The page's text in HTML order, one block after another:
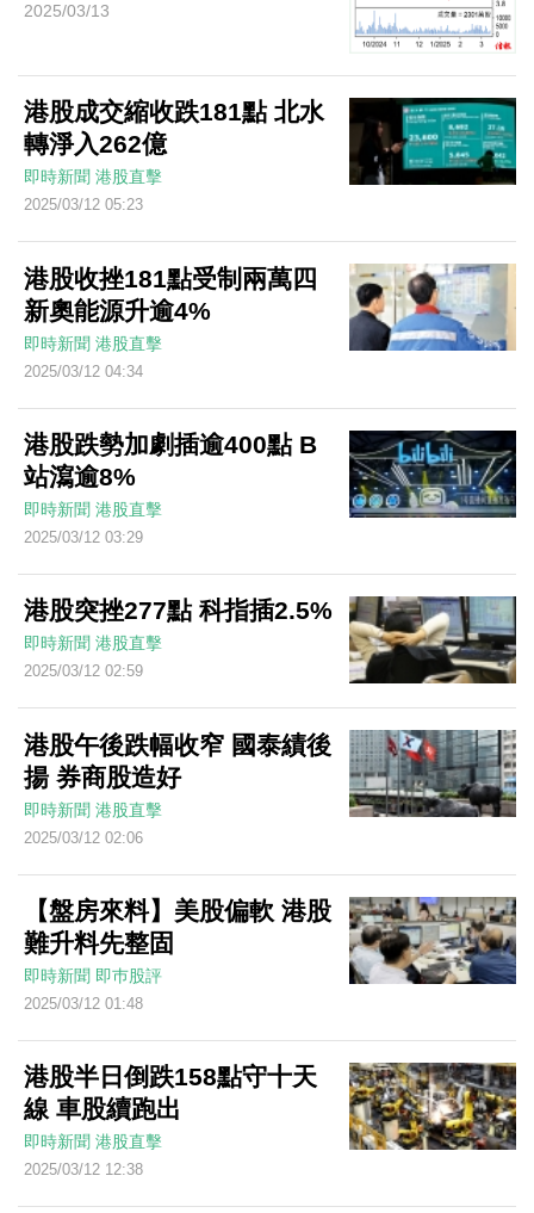
2025/03/13
港股成交縮收跌181點 北水
轉淨入262億
即時新聞 港股直擊
2025/03/12 05:23
港股收挫181點受制兩萬四
新奧能源升逾4%
即時新聞 港股直擊
2025/03/12 04:34
港股跌勢加劇插逾400點 B
站瀉逾8%
即時新聞 港股直擊
2025/03/12 03:29
港股突挫277點 科指插2.5%
即時新聞 港股直擊
2025/03/12 02:59
港股午後跌幅收窄 國泰績後
揚 券商股造好
即時新聞 港股直擊
2025/03/12 02:06
【盤房來料】美股偏軟 港股
難升料先整固
即時新聞 即巿股評
2025/03/12 01:48
港股半日倒跌158點守十天
線 車股續跑出
即時新聞 港股直擊
2025/03/12 12:38